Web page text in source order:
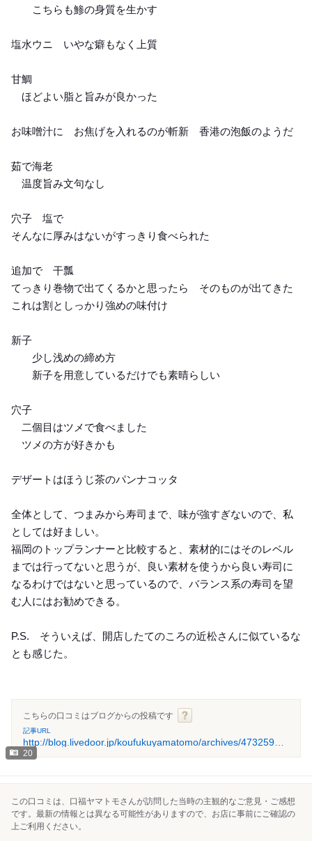
こちらも鯵の身質を生かす
塩水ウニ いやな癖もなく上質
甘鯛
ほどよい脂と旨みが良かった
お味噌汁に お焦げを入れるのが斬新 香港の泡飯のようだ
茹で海老
温度旨み文句なし
穴子 塩で
そんなに厚みはないがすっきり食べられた
追加で 干瓢
てっきり巻物で出てくるかと思ったら そのものが出てきた
これは割としっかり強めの味付け
新子
少し浅めの締め方
新子を用意しているだけでも素晴らしい
穴子
二個目はツメで食べました
ツメの方が好きかも
デザートはほうじ茶のパンナコッタ
全体として、つまみから寿司まで、味が強すぎないので、私
としては好ましい。
福岡のトップランナーと比較すると、素材的にはそのレベル
までは行ってないと思うが、良い素材を使うから良い寿司に
なるわけではないと思っているので、バランス系の寿司を望
む人にはお勧めできる。
P.S. そういえば、開店したてのころの近松さんに似ているな
とも感じた。
20
こちらの口コミはブログからの投稿です
記事URL
この口コミは、口福ヤマトモさんが訪問した当時の主観的なご意見・ご感想
です。最新の情報とは異なる可能性がありますので、お店に事前にご確認の
上ご利用ください。